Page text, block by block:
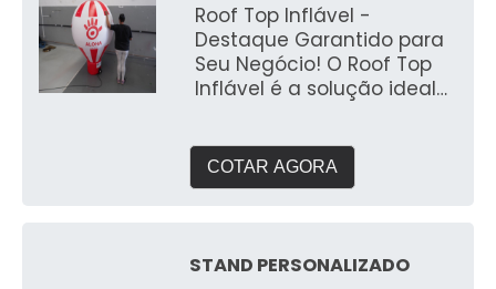
Roof Top Inflável -
Destaque Garantido para
Seu Negócio! O Roof Top
Inflável é a solução ideal
destacar sua marca de
forma inovadora e
inflável é perfeito para
COTAR AGORA
STAND PERSONALIZADO